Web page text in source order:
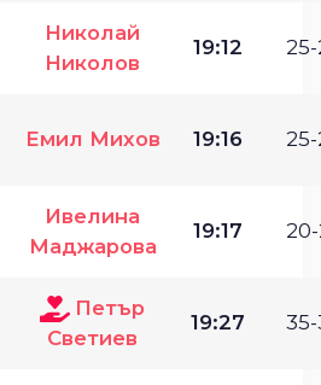
Николай
Николов
19:12 25-
Емил Михов 19:16 25-
Ивелина
Маджарова
19:17 20-
Петър
Светиев
19:27 35-